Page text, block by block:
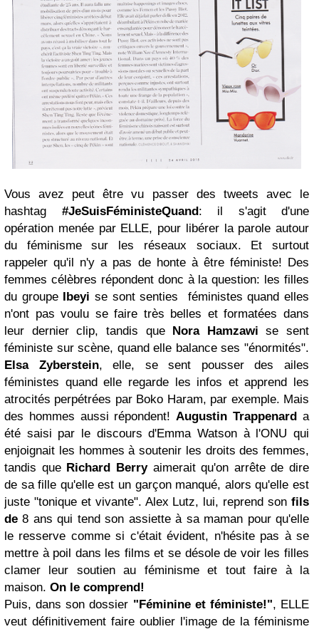
Vous avez peut être vu passer des tweets avec le
hashtag #JeSuisFéministeQuand: il s'agit d'une
opération menée par ELLE, pour libérer la parole autour
du féminisme sur les réseaux sociaux. Et surtout
rappeler qu'il n'y a pas de honte à être féministe! Des
femmes célèbres répondent donc à la question: les filles
du groupe Ibeyi se sont senties féministes quand elles
n'ont pas voulu se faire très belles et formatées dans
leur dernier clip, tandis que Nora Hamzawi se sent
féministe sur scène, quand elle balance ses "énormités".
Elsa Zyberstein, elle, se sent pousser des ailes
féministes quand elle regarde les infos et apprend les
atrocités perpétrées par Boko Haram, par exemple. Mais
des hommes aussi répondent! Augustin Trappenard a
été saisi par le discours d'Emma Watson à l'ONU qui
enjoignait les hommes à soutenir les droits des femmes,
tandis que Richard Berryaimerait qu'on arrête de dire
de sa fille qu'elle est un garçon manqué, alors qu'elle est
juste "tonique et vivante". Alex Lutz, lui, reprend son fils
de 8 ans qui tend son assiette à sa maman pour qu'elle
le resserve comme si c'était évident, n'hésite pas à se
mettre à poil dans les films et se désole de voir les filles
clamer leur soutien au féminisme et tout faire à la
maison. On le comprend!
Puis, dans son dossier "Féminine et féministe!", ELLE
veut définitivement faire oublier l'image de la féminisme